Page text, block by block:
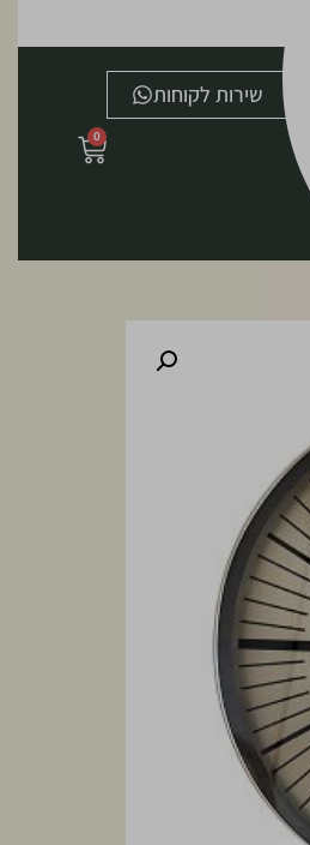
0
שירות לקוחות